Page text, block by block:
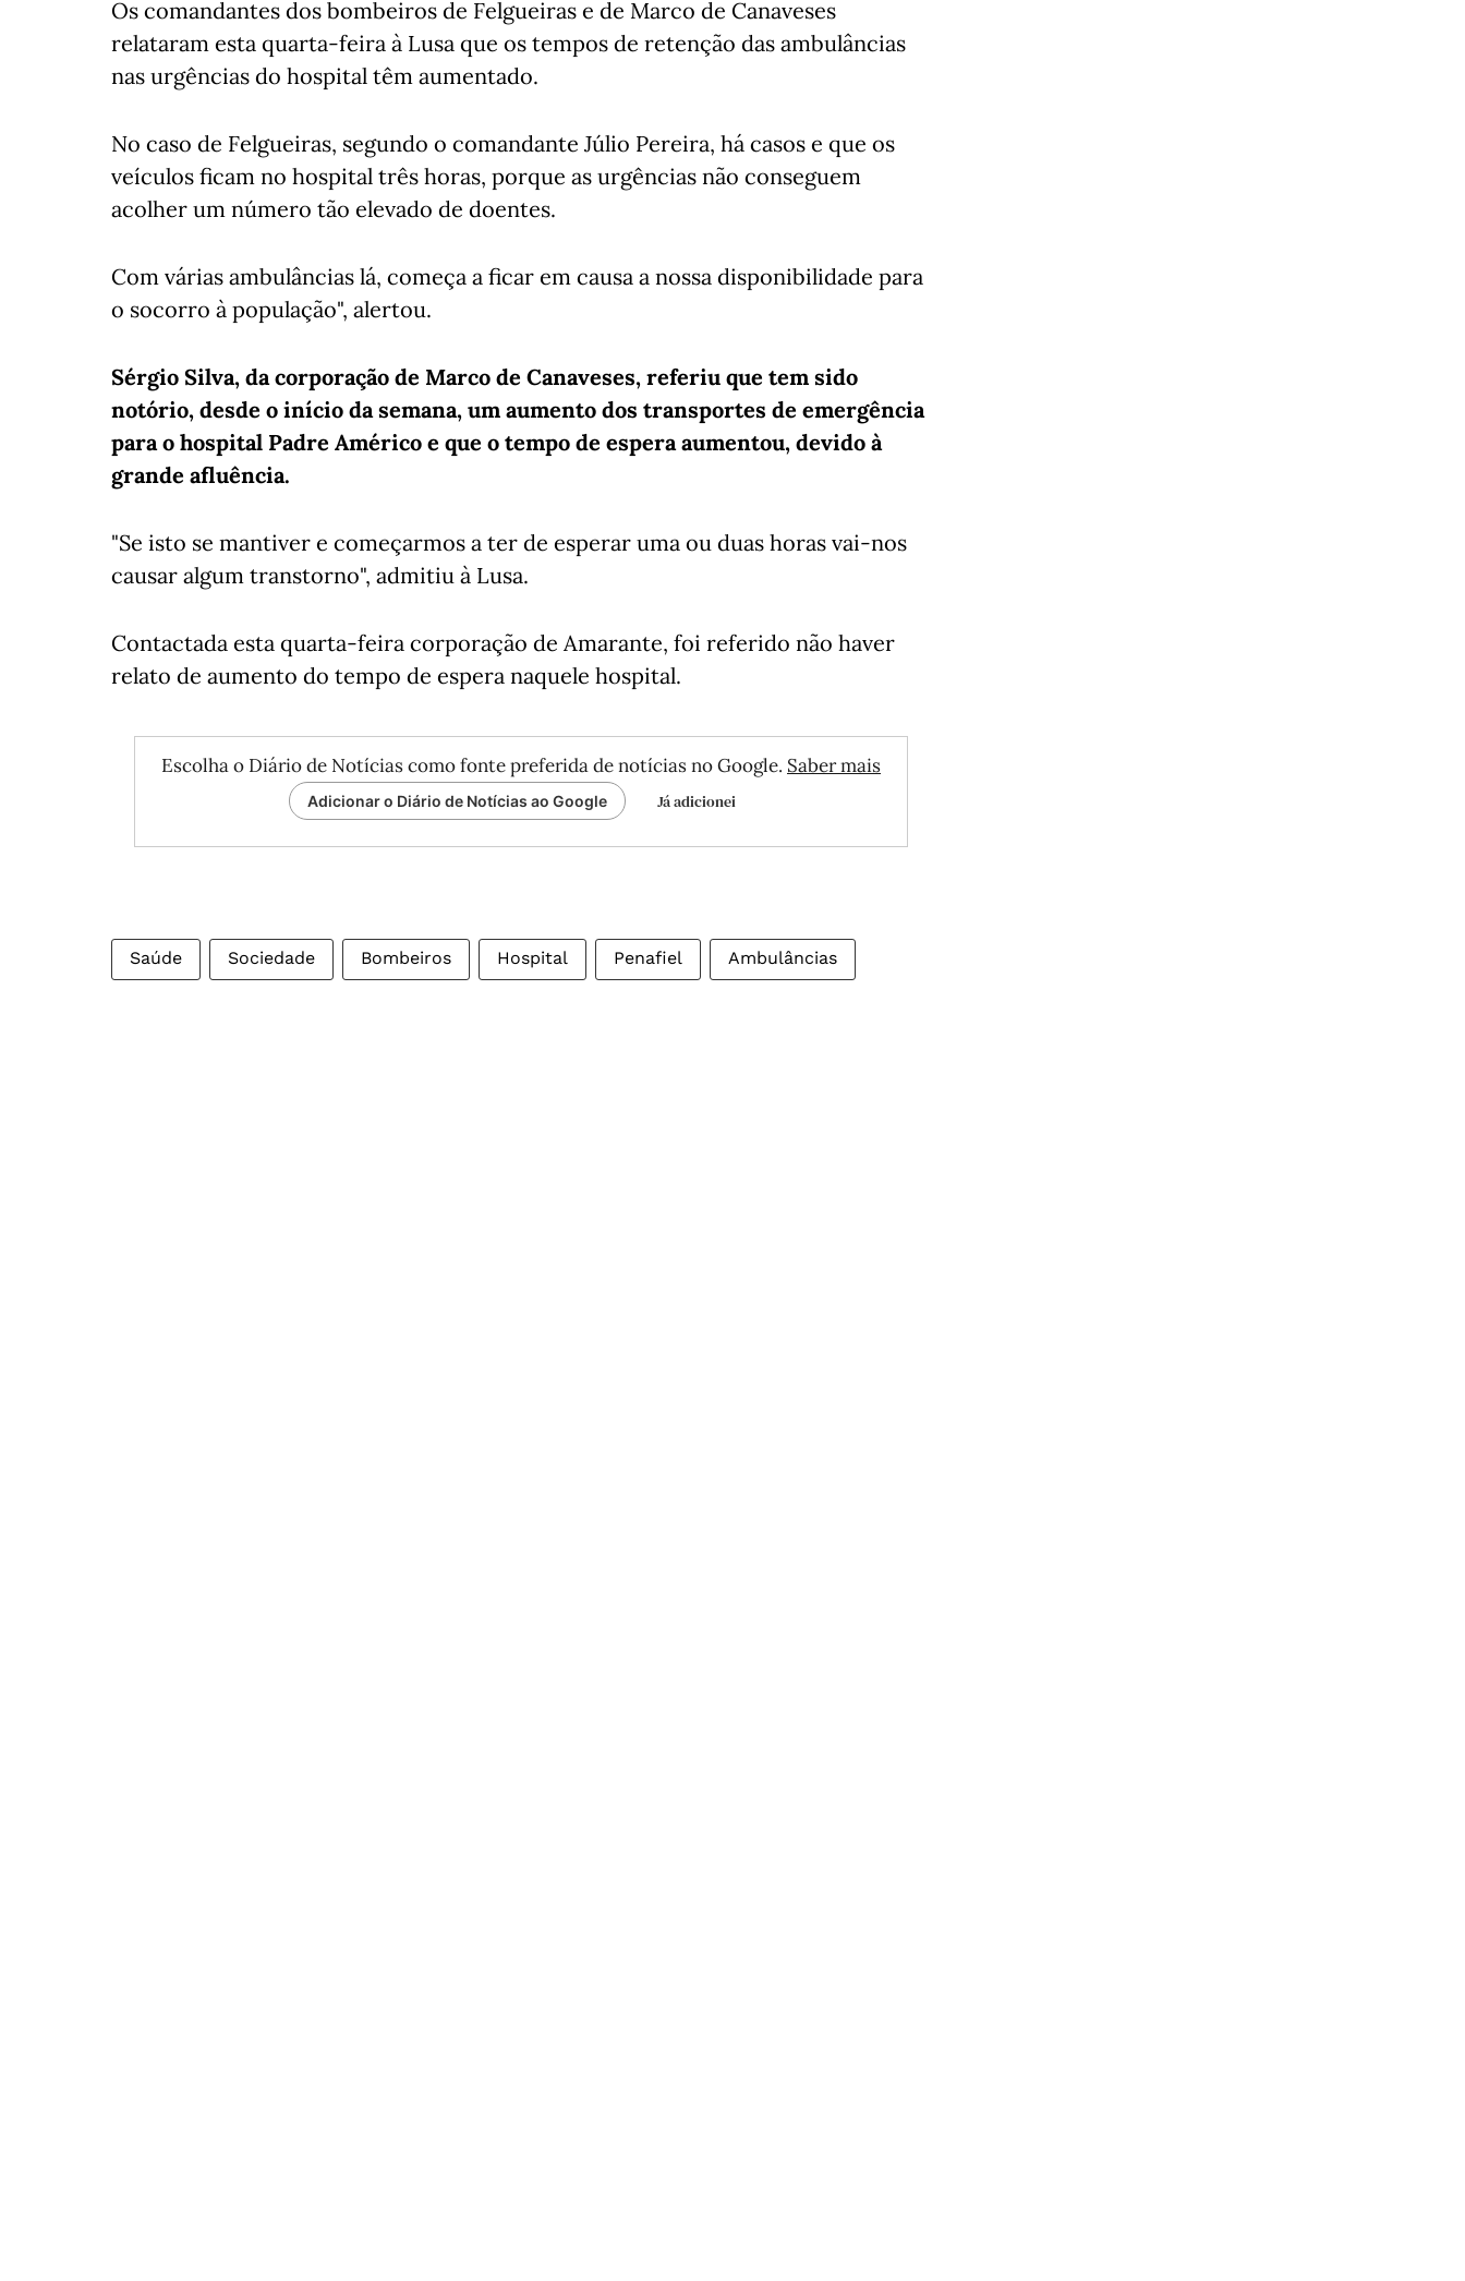
Os comandantes dos bombeiros de Felgueiras e de Marco de Canaveses
relataram esta quarta-feira à Lusa que os tempos de retenção das ambulâncias
nas urgências do hospital têm aumentado.
No caso de Felgueiras, segundo o comandante Júlio Pereira, há casos e que os
veículos ficam no hospital três horas, porque as urgências não conseguem
acolher um número tão elevado de doentes.
Com várias ambulâncias lá, começa a ficar em causa a nossa disponibilidade para
o socorro à população", alertou.
Sérgio Silva, da corporação de Marco de Canaveses, referiu que tem sido
notório, desde o início da semana, um aumento dos transportes de emergência
para o hospital Padre Américo e que o tempo de espera aumentou, devido à
grande afluência.
"Se isto se mantiver e começarmos a ter de esperar uma ou duas horas vai-nos
causar algum transtorno", admitiu à Lusa.
Contactada esta quarta-feira corporação de Amarante, foi referido não haver
relato de aumento do tempo de espera naquele hospital.
Escolha o Diário de Notícias como fonte preferida de notícias no Google. Saber mais
Adicionar o Diário de Notícias ao Google Já adicionei
Saúde Sociedade Bombeiros Hospital Penafiel Ambulâncias